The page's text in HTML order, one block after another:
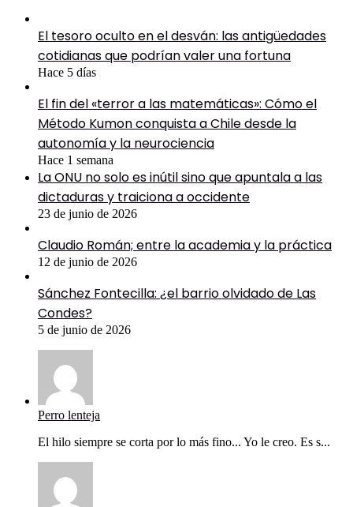
El tesoro oculto en el desván: las antigüedades
cotidianas que podrían valer una fortuna
Hace 5 días
El fin del «terror a las matemáticas»: Cómo el
Método Kumon conquista a Chile desde la
autonomía y la neurociencia
Hace 1 semana
La ONU no solo es inútil sino que apuntala a las
dictaduras y traiciona a occidente
23 de junio de 2026
Claudio Román; entre la academia y la práctica
12 de junio de 2026
Sánchez Fontecilla: ¿el barrio olvidado de Las
Condes?
5 de junio de 2026
Perro lenteja
El hilo siempre se corta por lo más fino... Yo le creo. Es s...